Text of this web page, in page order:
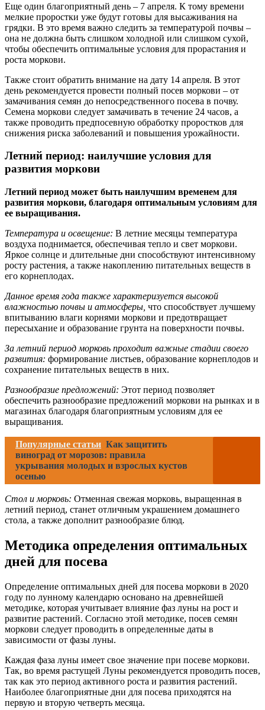
Еще один благоприятный день – 7 апреля. К тому времени
мелкие проростки уже будут готовы для высаживания на
грядки. В это время важно следить за температурой почвы –
она не должна быть слишком холодной или слишком сухой,
чтобы обеспечить оптимальные условия для прорастания и
роста моркови.
Также стоит обратить внимание на дату 14 апреля. В этот
день рекомендуется провести полный посев моркови – от
замачивания семян до непосредственного посева в почву.
Семена моркови следует замачивать в течение 24 часов, а
также проводить предпосевную обработку проростков для
снижения риска заболеваний и повышения урожайности.
Летний период: наилучшие условия для
развития моркови
Летний период может быть наилучшим временем для
развития моркови, благодаря оптимальным условиям для
ее выращивания.
Температура и освещение: В летние месяцы температура
воздуха поднимается, обеспечивая тепло и свет моркови.
Яркое солнце и длительные дни способствуют интенсивному
росту растения, а также накоплению питательных веществ в
его корнеплодах.
Данное время года также характеризуется высокой
влажностью почвы и атмосферы, что способствует лучшему
впитыванию влаги корнями моркови и предотвращает
пересыхание и образование грунта на поверхности почвы.
За летний период морковь проходит важные стадии своего
развития: формирование листьев, образование корнеплодов и
сохранение питательных веществ в них.
Разнообразие предложений: Этот период позволяет
обеспечить разнообразие предложений моркови на рынках и в
магазинах благодаря благоприятным условиям для ее
выращивания.
Популярные статьи Как защитить
виноград от морозов: правила
укрывания молодых и взрослых кустов
осенью
Стол и морковь: Отменная свежая морковь, выращенная в
летний период, станет отличным украшением домашнего
стола, а также дополнит разнообразие блюд.
Методика определения оптимальных
дней для посева
Определение оптимальных дней для посева моркови в 2020
году по лунному календарю основано на древнейшей
методике, которая учитывает влияние фаз луны на рост и
развитие растений. Согласно этой методике, посев семян
моркови следует проводить в определенные даты в
зависимости от фазы луны.
Каждая фаза луны имеет свое значение при посеве моркови.
Так, во время растущей Луны рекомендуется проводить посев,
так как это период активного роста и развития растений.
Наиболее благоприятные дни для посева приходятся на
первую и вторую четверть месяца.